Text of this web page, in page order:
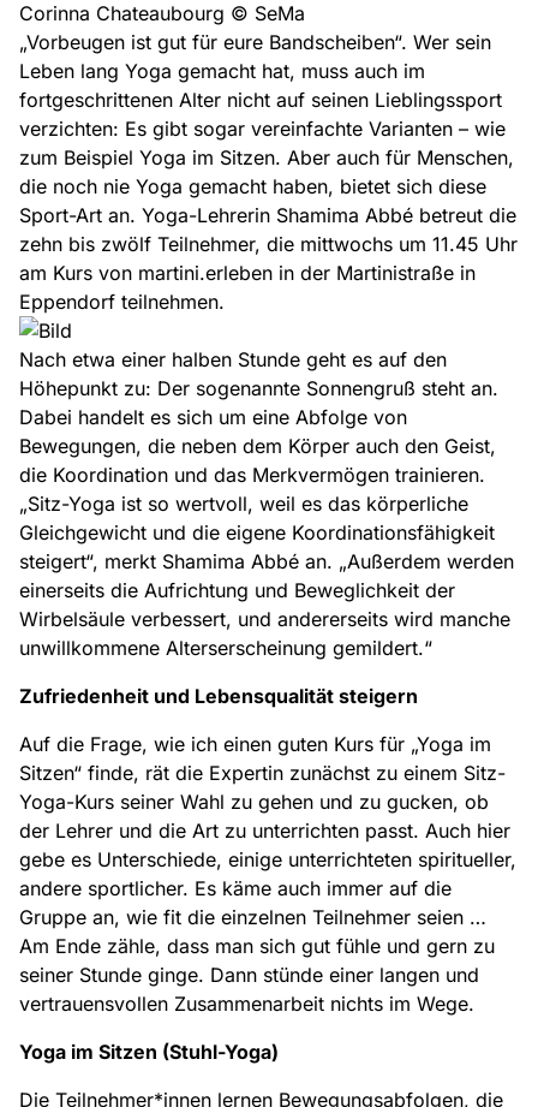
Corinna Chateaubourg © SeMa
„Vorbeugen ist gut für eure Bandscheiben“. Wer sein
Leben lang Yoga gemacht hat, muss auch im
fortgeschrittenen Alter nicht auf seinen Lieblingssport
verzichten: Es gibt sogar vereinfachte Varianten – wie
zum Beispiel Yoga im Sitzen. Aber auch für Menschen,
die noch nie Yoga gemacht haben, bietet sich diese
Sport-Art an. Yoga-Lehrerin Shamima Abbé betreut die
zehn bis zwölf Teilnehmer, die mittwochs um 11.45 Uhr
am Kurs von martini.erleben in der Martinistraße in
Eppendorf teilnehmen.
Nach etwa einer halben Stunde geht es auf den
Höhepunkt zu: Der sogenannte Sonnengruß steht an.
Dabei handelt es sich um eine Abfolge von
Bewegungen, die neben dem Körper auch den Geist,
die Koordination und das Merkvermögen trainieren.
„Sitz-Yoga ist so wertvoll, weil es das körperliche
Gleichgewicht und die eigene Koordinationsfähigkeit
steigert“, merkt Shamima Abbé an. „Außerdem werden
einerseits die Aufrichtung und Beweglichkeit der
Wirbelsäule verbessert, und andererseits wird manche
unwillkommene Alterserscheinung gemildert.“
Zufriedenheit und Lebensqualität steigern
Auf die Frage, wie ich einen guten Kurs für „Yoga im
Sitzen“ finde, rät die Expertin zunächst zu einem Sitz-
Yoga-Kurs seiner Wahl zu gehen und zu gucken, ob
der Lehrer und die Art zu unterrichten passt. Auch hier
gebe es Unterschiede, einige unterrichteten spiritueller,
andere sportlicher. Es käme auch immer auf die
Gruppe an, wie fit die einzelnen Teilnehmer seien …
Am Ende zähle, dass man sich gut fühle und gern zu
seiner Stunde ginge. Dann stünde einer langen und
vertrauensvollen Zusammenarbeit nichts im Wege.
Yoga im Sitzen (Stuhl-Yoga)
Die Teilnehmer*innen lernen Bewegungsabfolgen, die